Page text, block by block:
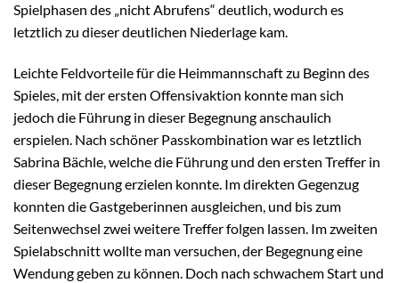
Spielphasen des „nicht Abrufens“ deutlich, wodurch es
letztlich zu dieser deutlichen Niederlage kam.
Leichte Feldvorteile für die Heimmannschaft zu Beginn des
Spieles, mit der ersten Offensivaktion konnte man sich
jedoch die Führung in dieser Begegnung anschaulich
erspielen. Nach schöner Passkombination war es letztlich
Sabrina Bächle, welche die Führung und den ersten Treffer in
dieser Begegnung erzielen konnte. Im direkten Gegenzug
konnten die Gastgeberinnen ausgleichen, und bis zum
Seitenwechsel zwei weitere Treffer folgen lassen. Im zweiten
Spielabschnitt wollte man versuchen, der Begegnung eine
Wendung geben zu können. Doch nach schwachem Start und